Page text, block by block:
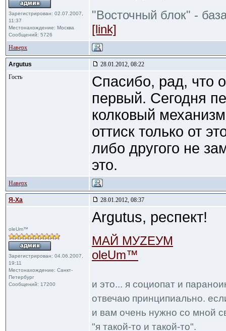
Зарегистрирован: 02.07.2007,
11:37
Местонахождение: Москва
Сообщений: 5726
"Восточный блок" -
[link]
Наверх
Argutus
28.01.2012, 08:22
Гость
Спасибо, рад, что
первый. Сегодня
колковый
оттиск только от
либо другого не
это.
Наверх
Я-Ха 28.01.2012, 08:37
oleUm™
Зарегистрирован: 04.06.2007,
19:11
Местонахождение: Санкт-
Петербург
Сообщений: 17200
Argutus, респект!
МАЙ МУZЕУМ
oleUm™
и это... я социопат и
отвечаю принципиально.
и вам очень нужно со мной
"я такой-то и такой-то".